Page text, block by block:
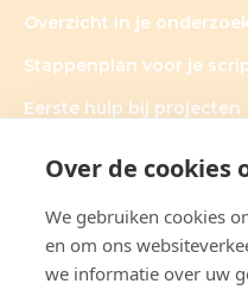
Overzicht in je
Stappenplan voor je
Eerste hulp bij projecten
OVER CLAUDIA DE
Claudia’s hart ligt bij
Over de cookies
We gebruiken cookies
en om ons
we informatie over uw